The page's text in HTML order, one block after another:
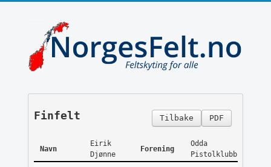
PDF
Tilbake
Finfelt
Navn
Eirik
Djønne
Forening
Odda
Pistolklubb